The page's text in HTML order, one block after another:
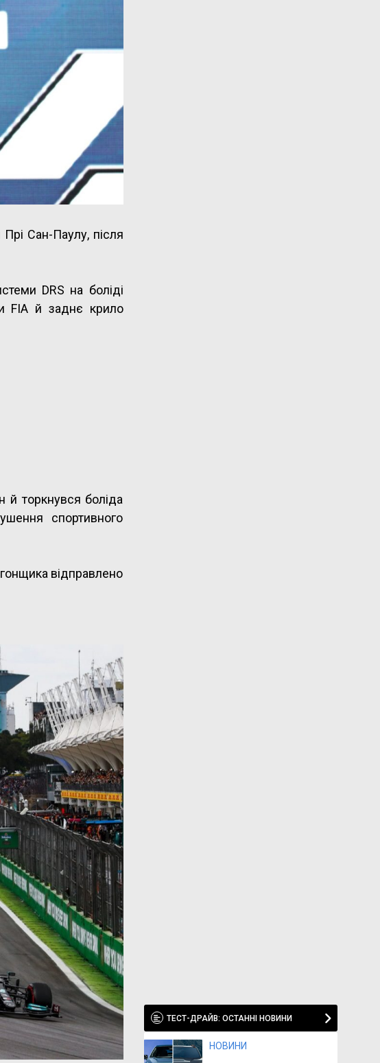
Сан-Паулу, після
DRS на боліді
FIA й заднє крило
й торкнувся боліда
спортивного
відправлено
ТЕСТ-ДРАЙВ: ОСТАННІ НОВИНИ
НОВИНИ